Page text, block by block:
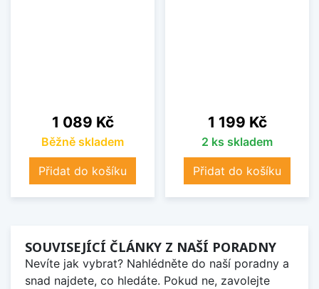
Cena
1 089 Kč
Běžně skladem
Přidat do košíku
Cena
1 199 Kč
2 ks skladem
Přidat do košíku
SOUVISEJÍCÍ ČLÁNKY Z NAŠÍ PORADNY
Nevíte jak vybrat? Nahlédněte do naší poradny a
snad najdete, co hledáte. Pokud ne, zavolejte